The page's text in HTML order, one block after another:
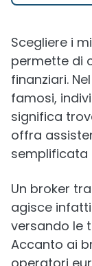
Scegliere i
permette di
finanziari.
famosi,
significa
offra
semplificata
Un broker
agisce
versando le
Accanto ai